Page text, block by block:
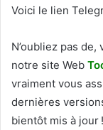
Voici le lien
N’oubliez pas
notre site Web T
vraiment vous
dernières
bientôt mis à jour